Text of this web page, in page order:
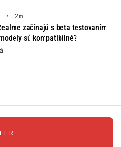
•
2m
začínajú s beta testovaním
sú kompatibilné?